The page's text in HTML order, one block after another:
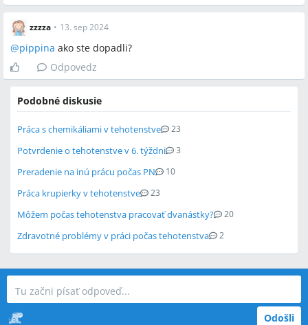
zzzza • 13. sep 2024
@pippina ako ste dopadli?
Odpovedz
Podobné diskusie
Práca s chemikáliami v tehotenstve 23
Potvrdenie o tehotenstve v 6. týždni 3
Preradenie na inú prácu počas PN 10
Práca krupierky v tehotenstve 23
Môžem počas tehotenstva pracovať dvanástky? 20
Zdravotné problémy v práci počas tehotenstva 2
Odošli